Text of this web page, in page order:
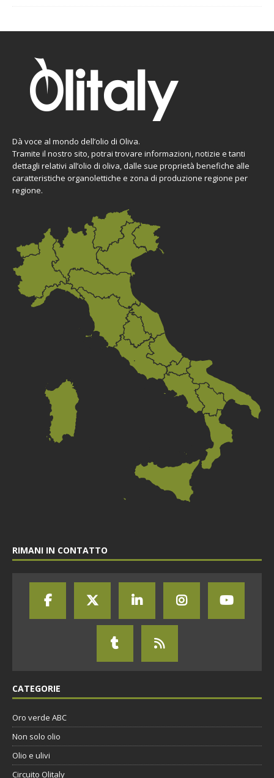
Dà voce al mondo dell’olio di Oliva.
Tramite il nostro sito, potrai trovare informazioni, notizie e tanti
dettagli relativi all’olio di oliva, dalle sue proprietà benefiche alle
caratteristiche organolettiche e zona di produzione regione per
regione.
RIMANI IN CONTATTO
CATEGORIE
Oro verde ABC
Non solo olio
Olio e ulivi
Circuito Olitaly